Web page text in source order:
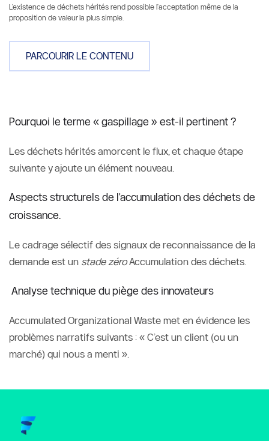
L'existence de déchets hérités rend possible l'acceptation même de la
proposition de valeur la plus simple.
PARCOURIR LE CONTENU
Pourquoi le terme « gaspillage » est-il pertinent ?
Les déchets hérités amorcent le flux, et chaque étape
suivante y ajoute un élément nouveau.
Aspects structurels de l'accumulation des déchets de
croissance.
Le cadrage sélectif des signaux de reconnaissance de la
demande est un stade zéro Accumulation des déchets.
Analyse technique du piège des innovateurs
Accumulated Organizational Waste met en évidence les
problèmes narratifs suivants : « C’est un client (ou un
marché) qui nous a menti ».